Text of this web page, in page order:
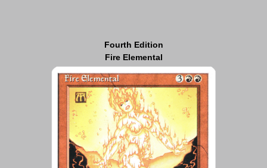
Fourth Edition
Fire Elemental